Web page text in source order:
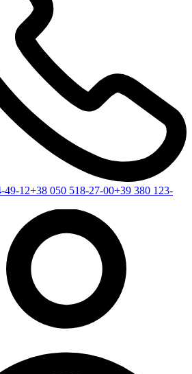
49-12+38 050 518-27-00+39 380 123-